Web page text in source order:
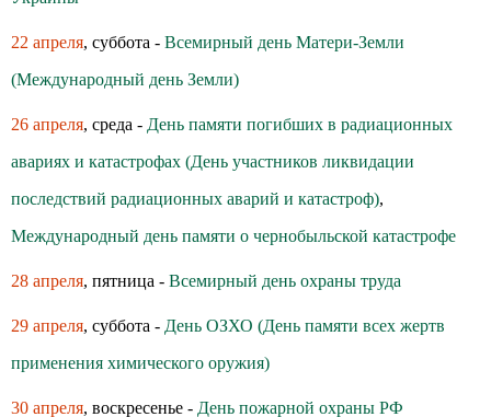
22 апреля, суббота - Всемирный день Матери-Земли
(Международный день Земли)
26 апреля, среда - День памяти погибших в радиационных
авариях и катастрофах (День участников ликвидации
последствий радиационных аварий и катастроф),
Международный день памяти о чернобыльской катастрофе
28 апреля, пятница - Всемирный день охраны труда
29 апреля, суббота - День ОЗХО (День памяти всех жертв
применения химического оружия)
30 апреля, воскресенье - День пожарной охраны РФ